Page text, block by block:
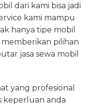
dari kami bisa jadi
kami mampu
hanya tipe mobil
pilihan
jasa sewa mobil
yang profesional
keperluan anda